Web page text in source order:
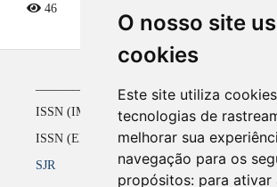
O nosso site
cookies
Este site utiliza
tecnologias de
melhorar sua
navegação para os
propósitos: para ativar
46
ISSN (IMPRESSO) 1516-4136 até 2008
ISSN (ELETRÔNICO) 2177-2738 a partir de
SJR